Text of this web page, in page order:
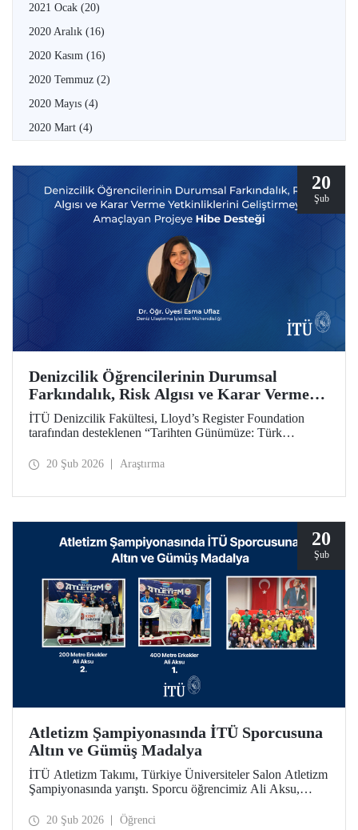
2021 Ocak (20)
2020 Aralık (16)
2020 Kasım (16)
2020 Temmuz (2)
2020 Mayıs (4)
2020 Mart (4)
20
Şub
Denizcilik Öğrencilerinin Durumsal
Farkındalık, Risk Algısı ve Karar Verme
Yetkinliklerini Geliştirmeyi Amaçlayan
Projeye Hibe Desteği
İTÜ Denizcilik Fakültesi, Lloyd’s Register Foundation
tarafından desteklenen “Tarihten Günümüze: Türk
Archives to Action: Recreating Turkish Straits Navigation
20 Şub 2026 Araştırma
20
Şub
Atletizm Şampiyonasında İTÜ Sporcusuna
Altın ve Gümüş Madalya
İTÜ Atletizm Takımı, Türkiye Üniversiteler Salon Atletizm
Şampiyonasında yarıştı. Sporcu öğrencimiz Ali Aksu,
200 metrede gümüş madalyanın sahibi oldu.
20 Şub 2026 Öğrenci